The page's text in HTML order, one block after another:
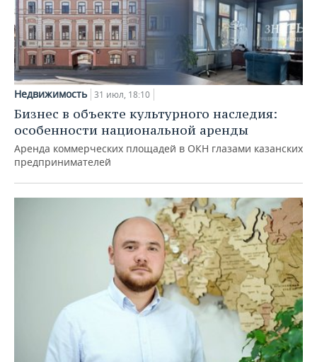
Недвижимость 31 июл, 18:10
Бизнес в объекте культурного наследия:
особенности национальной аренды
Аренда коммерческих площадей в ОКН глазами казанских
предпринимателей